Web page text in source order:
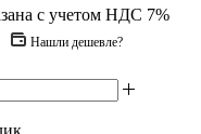
с учетом НДС 7%
Нашли дешевле?